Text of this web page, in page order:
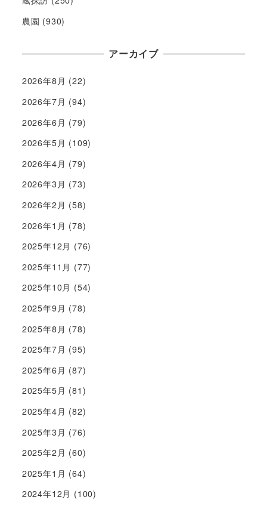
農園 (930)
アーカイブ
2026年8月 (22)
2026年7月 (94)
2026年6月 (79)
2026年5月 (109)
2026年4月 (79)
2026年3月 (73)
2026年2月 (58)
2026年1月 (78)
2025年12月 (76)
2025年11月 (77)
2025年10月 (54)
2025年9月 (78)
2025年8月 (78)
2025年7月 (95)
2025年6月 (87)
2025年5月 (81)
2025年4月 (82)
2025年3月 (76)
2025年2月 (60)
2025年1月 (64)
2024年12月 (100)